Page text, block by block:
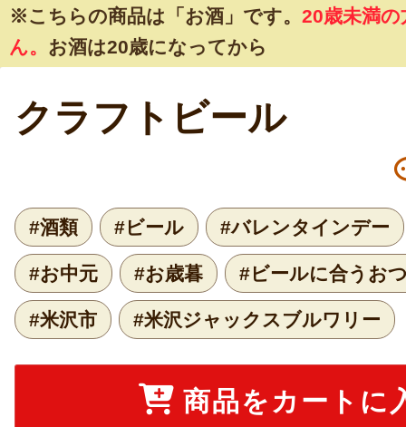
※こちらの商品は 「お酒」 です。 20歳未満
ん。 お酒は20歳になってから
クラフトビール
#酒類 #ビール #バレンタインデー
#お中元 #お歳暮 #ビールに合うお
#米沢市 #米沢ジャックスブルワリー
商品をカートに